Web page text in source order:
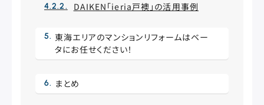
DAIKEN「ieria戸襖」の活用事例
東海エリアのマンションリフォームはベー
タにお任せください！
まとめ